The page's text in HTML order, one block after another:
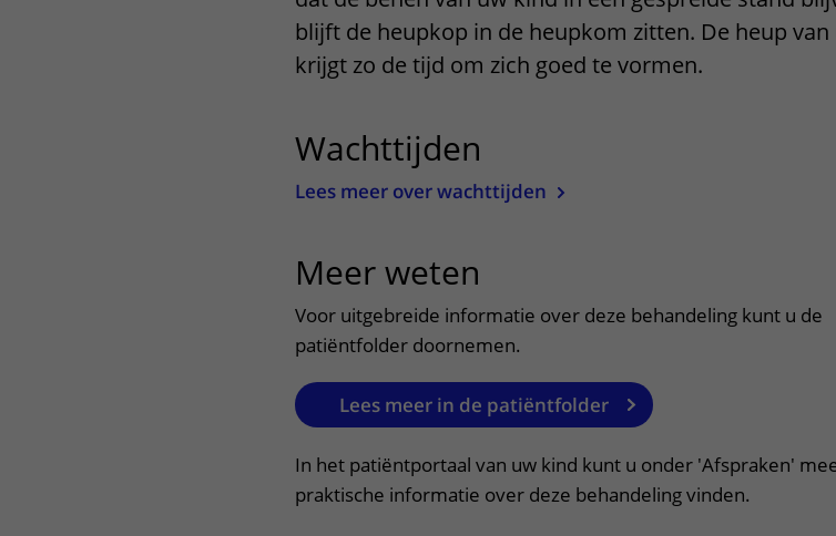
Onze poliklinieken
Onze verpleegafdelingen
Onze faciliteiten
Betere zorg door onderzoek
blijft de heupkop in de heupkom zitten. De heup
krijgt zo de tijd om zich goed te vormen.
Wachttijden
Lees meer over wachttijden
Meer weten
Voor uitgebreide informatie over deze behandeling kunt u de
patiëntfolder doornemen.
Lees meer in de patiëntfolder
In het patiëntportaal van uw kind kunt u onder 'Afspraken'
praktische informatie over deze behandeling vinden.